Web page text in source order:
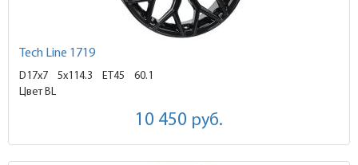
Tech Line 1719
D17x7 5x114.3 ET45
60.1
Цвет BL
10 450 руб.